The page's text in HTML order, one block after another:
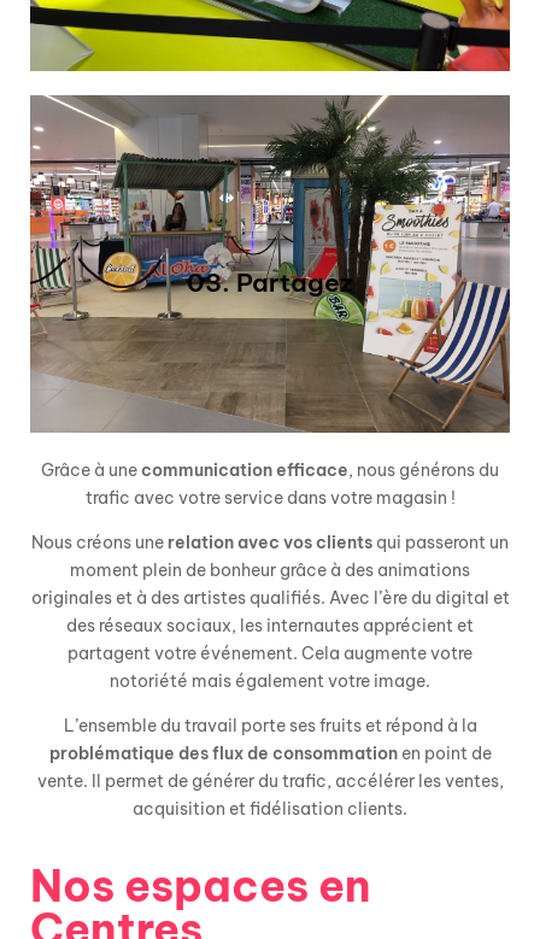
03. Partagez
03. Partagez
Garden party
Bars gourmands
Evénements calendaires
Grâce à unecommunication efficace, nous générons du
trafic avec votre service dans votre magasin !
Nous créons une relation avec vos clients qui passeront un
moment plein de bonheur grâce à des animations
originales et à des artistes qualifiés. Avec l’ère du digital et
des réseaux sociaux, les internautes apprécient et
partagent votre événement. Cela augmente votre
notoriété mais également votre image.
L’ensemble du travail porte ses fruits et répond à la
problématique des flux de consommationen point de
vente. Il permet de générer du trafic, accélérer les ventes,
acquisition et fidélisation clients.
Nos espaces en